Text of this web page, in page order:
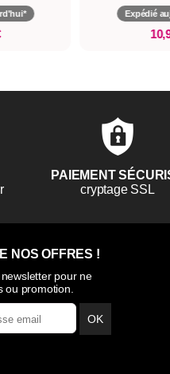
Expédié
PAIEMENT
cryptage SSL
NOS OFFRES !
pour ne
ou promotion.
OK